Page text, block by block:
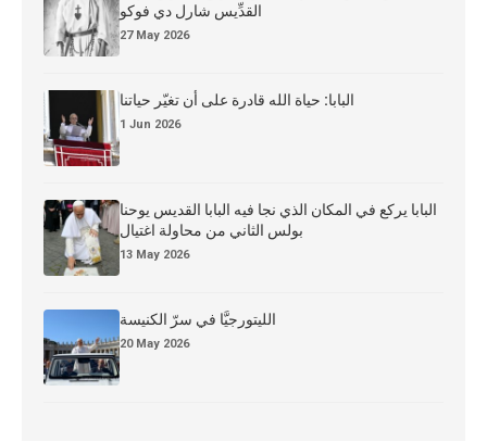
القدِّيس شارل دي فوكو
27 May 2026
البابا: حياة الله قادرة على أن تغيّر حياتنا
1 Jun 2026
البابا يركع في المكان الذي نجا فيه البابا القديس يوحنا
بولس الثاني من محاولة اغتيال
13 May 2026
الليتورجيَّا في سرّ الكنيسة
20 May 2026